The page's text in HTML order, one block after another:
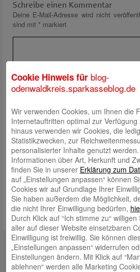
Schreibe einen Kommentar
Deine E-Mail-Adresse wird nicht
sind mit * markiert
Name*
E-Mail *
Website
Meinen Namen, meine E-Mail-
diesem Browser für die nächste
Kontakt
mail@sparkasse-odenwaldkreis.de
Cookie Hinweis für blog-
odenwaldkreis.sparkasseblog.de
Wir verwenden Cookies, um Ihnen die
Internetauftritten optimal zur
hinaus verwenden wir Cookies, die
Statistikzwecken, zur
personalisierter Inhalte genutzt
Informationen über Art, Herkunft und
finden Sie in unserer Erklärung zum
auf „Einstellungen anpassen“ können
Cookies wir auf Grundlage Ihrer
Sie haben außerdem die Möglichkeit,
die nicht Ihrer Einwilligung bedürfen,
Durch Klick auf “Ich stimme zu“
aller auf dieser Website einsetzbaren
Einwilligung ist freiwillig. Sie können
„Einstellungen anpassen“ widerrufen
Einstellungen ändern. Mit Klick auf
ablehnen“ werden alle Marketing